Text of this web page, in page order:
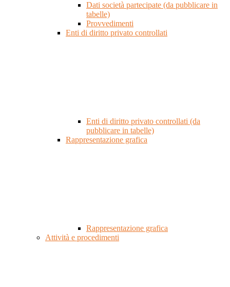
Dati società partecipate (da pubblicare in
tabelle)
Provvedimenti
Enti di diritto privato controllati
Enti di diritto privato controllati (da
pubblicare in tabelle)
Rappresentazione grafica
Rappresentazione grafica
Attività e procedimenti